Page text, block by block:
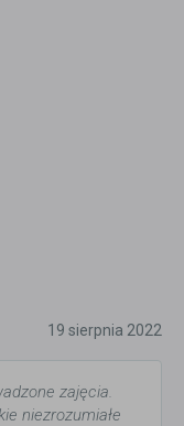
19 sierpnia 2022
zajęcia.
niezrozumiałe